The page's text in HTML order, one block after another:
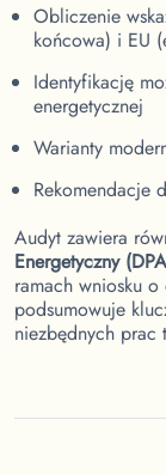
Obliczenie
końcowa) i EU
Identyfikację
energetycznej
Warianty
Rekomendacje
Audyt zawiera
Energetyczny
ramach wniosku
podsumowuje
niezbędnych prac